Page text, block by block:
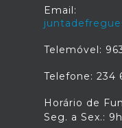
Email:
Telemóvel:
Telefone: 234
Horário de
Seg. a Sex.: